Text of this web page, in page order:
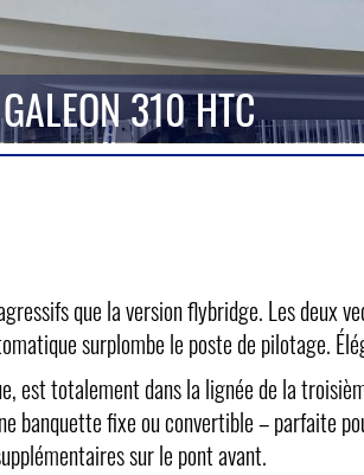
GALEON 310 HTC
que la version flybridge. Les deux
surplombe le poste de pilotage.
totalement dans la lignée de la
banquette fixe ou convertible – parfaite
sur le pont avant.